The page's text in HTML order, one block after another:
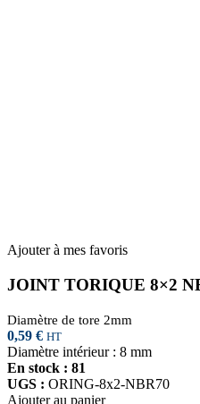
Ajouter à mes favoris
JOINT TORIQUE 8×2
Diamètre de tore 2mm
0,59 € HT
Diamètre intérieur : 8 mm
En stock : 81
UGS : ORING-8x2-NBR70
Ajouter au panier